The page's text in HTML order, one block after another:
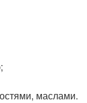
маслами.